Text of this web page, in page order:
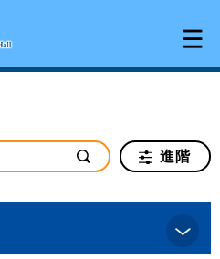
進階